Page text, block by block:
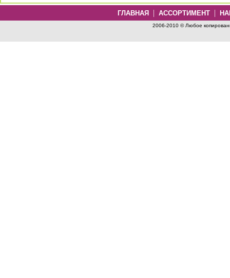
ГЛАВНАЯ | АССОРТИМЕНТ |
2006-2010 © Любое